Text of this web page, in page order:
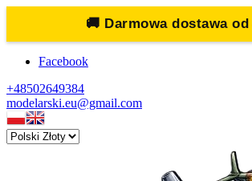
🚚 Darmowa dostawa od
Facebook
+48502649384
modelarski.eu@gmail.com